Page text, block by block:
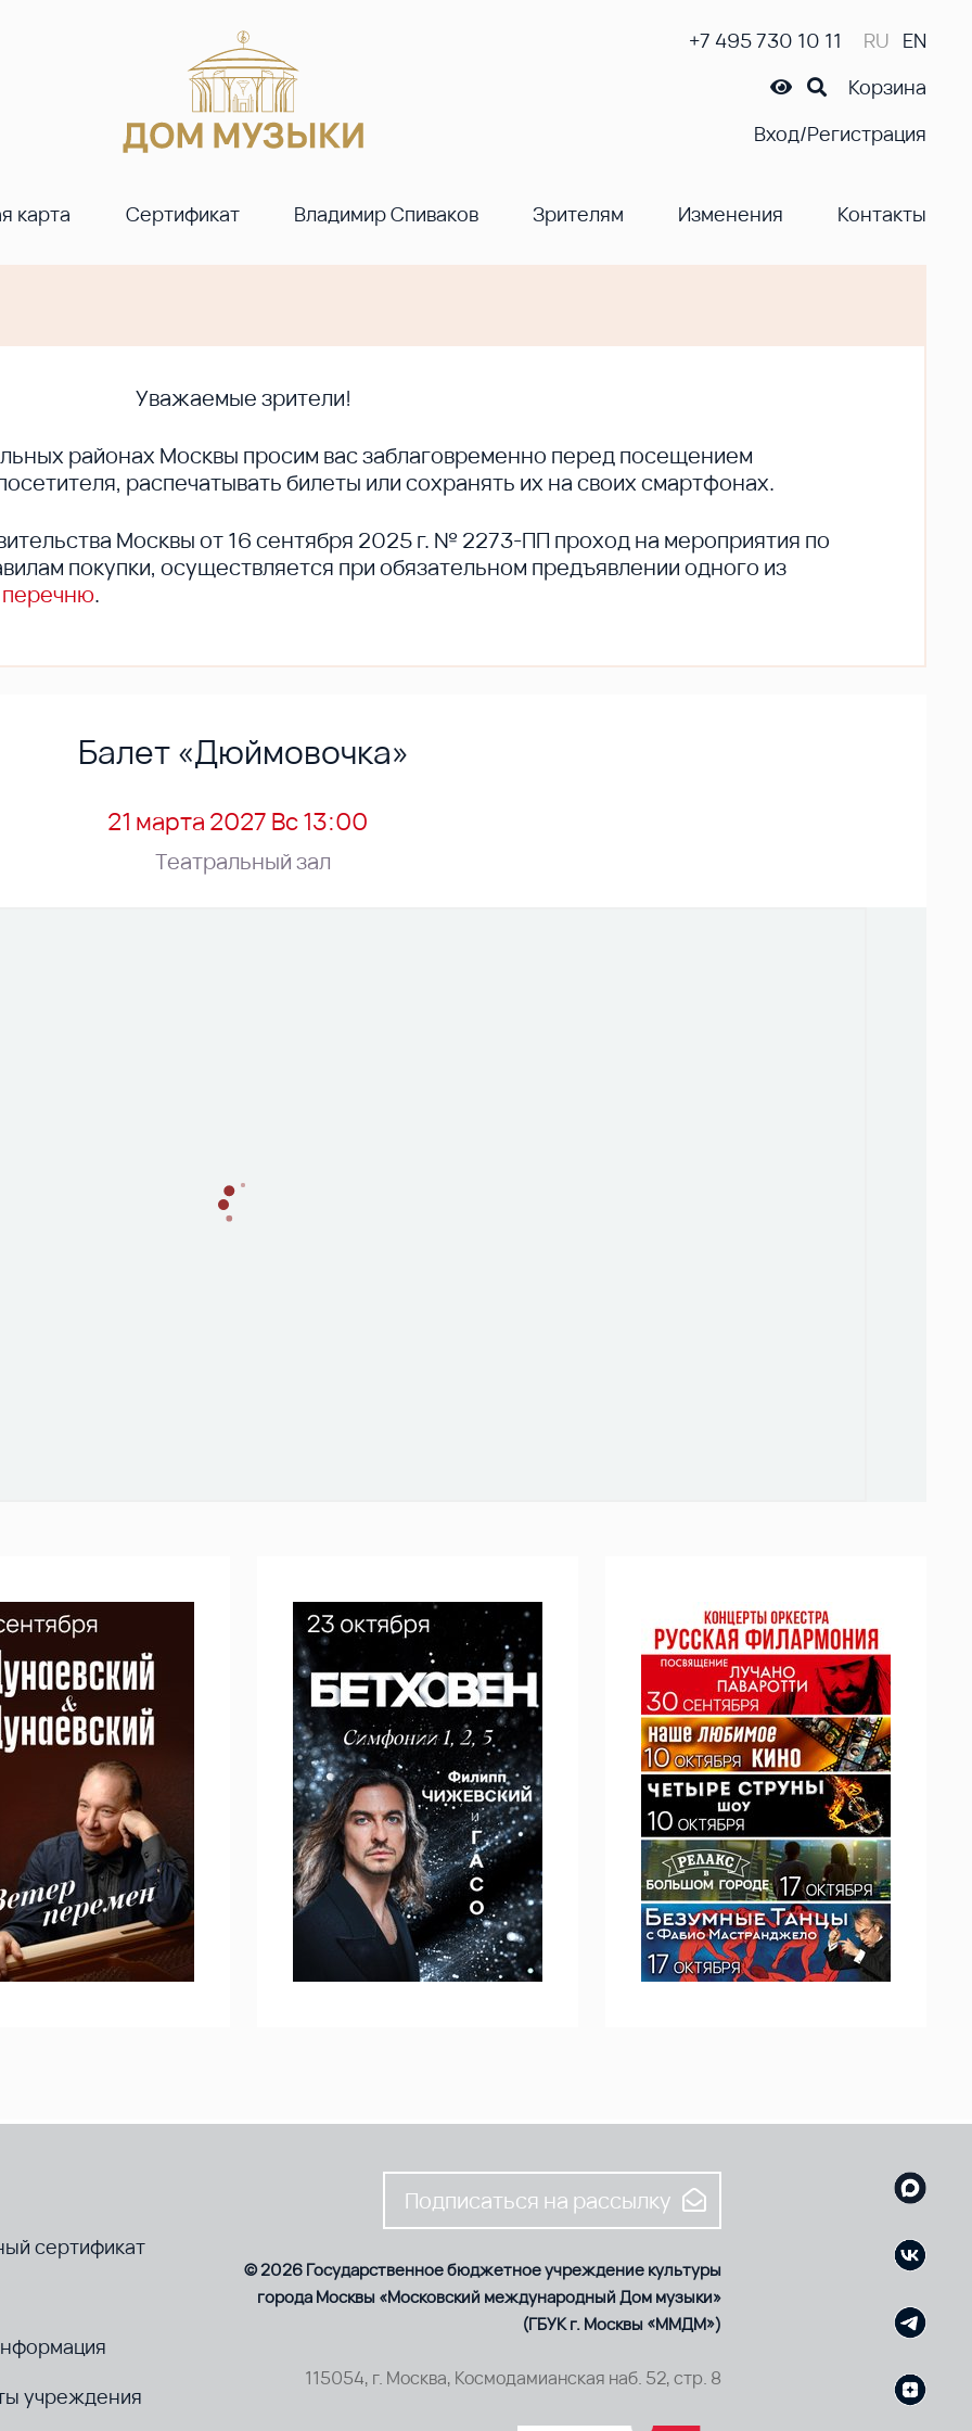
+7 495 730 10 11 RU EN
Корзина
Вход/Регистрация
карта Сертификат Владимир Спиваков Зрителям Изменения Контакты
Уважаемые зрители!
районах Москвы просим вас заблаговременно перед посещением
распечатывать билеты или сохранять их на своих смартфонах.
Москвы от 16 сентября 2025 г. № 2273-ПП проход на мероприятия по
покупки, осуществляется при обязательном предъявлении одного из
.
Балет «Дюймовочка»
21 марта 2027 Вс 13:00
Театральный зал
сертификат
учреждения
Подписаться на рассылку
© 2026 Государственное бюджетное учреждение культуры
города Москвы «Московский международный Дом музыки»
(ГБУК г. Москвы «ММДМ»)
115054, г. Москва, Космодамианская наб. 52, стр. 8